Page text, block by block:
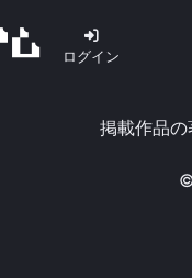
ログイン
掲載作品の